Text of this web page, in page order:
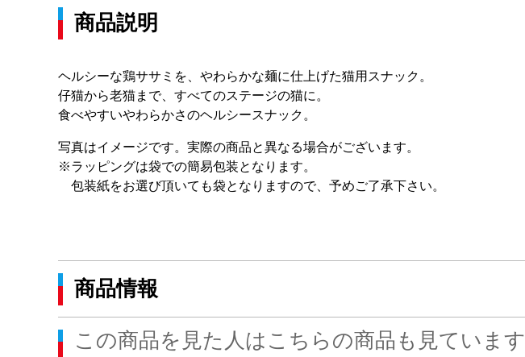
商品説明
ヘルシーな鶏ササミを、やわらかな麺に仕上げた猫用スナック。
仔猫から老猫まで、すべてのステージの猫に。
食べやすいやわらかさのヘルシースナック。
写真はイメージです。実際の商品と異なる場合がございます。
※ラッピングは袋での簡易包装となります。
包装紙をお選び頂いても袋となりますので、予めご了承下さい。
商品情報
この商品を見た人はこちらの商品も見ています